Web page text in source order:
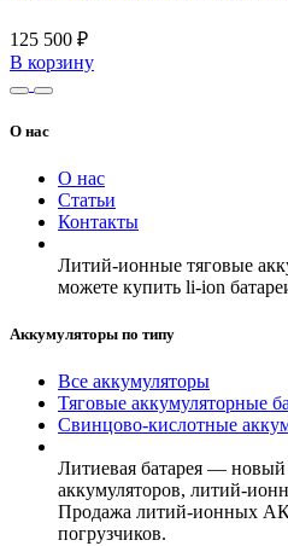
125 500 ₽
В корзину
О нас
О нас
Статьи
Контакты
Литий-ионные тяговые
можете купить li-ion
Аккумуляторы по типу
Все аккумуляторы
Тяговые аккумуляторные
Свинцово-кислотные
Литиевая батарея — новый
аккумуляторов, литий-
Продажа литий-ионных
погрузчиков.